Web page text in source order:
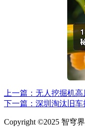
上一篇：无人挖掘机
下一篇：深圳淘汰旧
Copyright ©2025 智穹